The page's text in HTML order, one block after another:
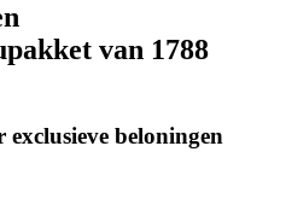
van 1788
beloningen